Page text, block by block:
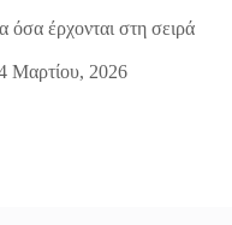
όσα έρχονται στη σειρά
Μαρτίου, 2026